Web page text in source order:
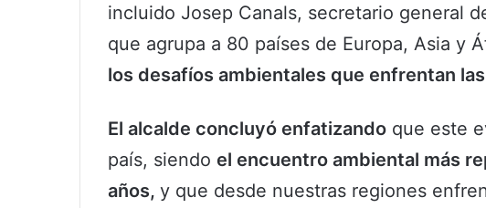
incluido Josep Canals, secretario general
que agrupa a 80 países de Europa, Asia y
los desafíos ambientales que enfrentan
El alcalde concluyó enfatizando que este
país, siendo el encuentro ambiental más
años, y que desde nuestras regiones